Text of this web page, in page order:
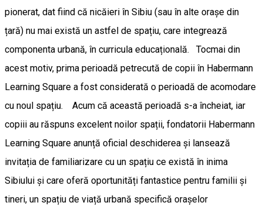
pionerat, dat fiind că nicăieri în Sibiu (sau în alte orașe din
țară) nu mai există un astfel de spațiu, care integrează
componenta urbană, în curricula educațională. Tocmai din
acest motiv, prima perioadă petrecută de copii în Habermann
Learning Square a fost considerată o perioadă de acomodare
cu noul spațiu. Acum că această perioadă s-a încheiat, iar
copiii au răspuns excelent noilor spații, fondatorii Habermann
Learning Square anunță oficial deschiderea și lansează
invitația de familiarizare cu un spațiu ce există în inima
Sibiului și care oferă oportunități fantastice pentru familii și
tineri, un spațiu de viață urbană specifică orașelor